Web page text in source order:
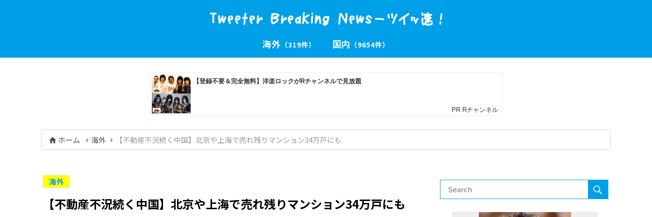
海外 （319件） 国内 （9654件）
ホーム 海外 【不動産不況続く中国】北京や上海で売れ残りマンション34万戸にも
海外
【不動産不況続く中国】北京や上海で売れ残りマンション34万戸にも